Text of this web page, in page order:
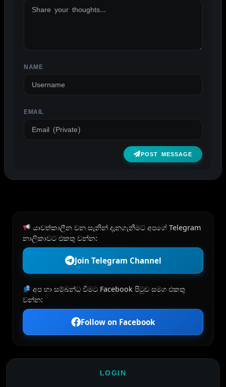
NAME
EMAIL
POST MESSAGE
යාවත්කාලීන වන සැනින් දැනගැනීමට අපගේ Telegram
නාලිකාවට එකතු වන්න:
Join Telegram Channel
අප හා සම්බන්ධ වීමට Facebook පිටුව සමග එකතු
වන්න:
Follow on Facebook
LOGIN